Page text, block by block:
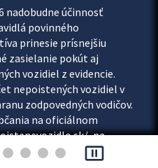
nadobudne účinnosť
povinného
prinesie prísnejšiu
zasielanie pokút aj
vozidiel z evidencie.
nepoistených vozidiel v
zodpovedných vodičov.
na oficiálnom
, na
možnosť overiť si...
pause_presentation